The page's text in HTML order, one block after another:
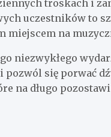
troskach i
uczestników to
na
niezwykłego
pozwól się porwać
na długo